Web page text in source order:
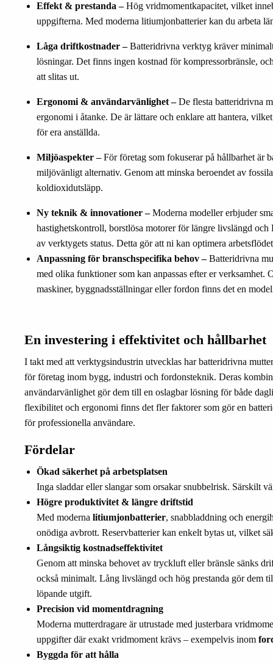
Effekt & prestanda –Hög vridmomentkapacitet, vilket
uppgifterna. Med moderna litiumjonbatterier kan du arbeta
Låga driftkostnader –Batteridrivna verktyg kräver
lösningar. Det finns ingen kostnad för kompressorbränsle,
att slitas ut.
Ergonomi & användarvänlighet –De flesta batteridrivna
ergonomi i åtanke. De är lättare och enklare att hantera,
för era anställda.
Miljöaspekter –För företag som fokuserar på hållbarhet är
miljövänligt alternativ. Genom att minska beroendet av
koldioxidutsläpp.
Ny teknik & innovationer –Moderna modeller erbjuder
hastighetskontroll, borstlösa motorer för längre livslängd
av verktygets status. Detta gör att ni kan optimera
Anpassning för branschspecifika behov –Batteridrivna
med olika funktioner som kan anpassas efter er verksamhet.
maskiner, byggnadsställningar eller fordon finns det en
En investering i effektivitet och hållbarhet
I takt med att verktygsindustrin utvecklas har batteridrivna
för företag inom bygg, industri och fordonsteknik. Deras
användarvänlighet gör dem till en oslagbar lösning för både
flexibilitet och ergonomi finns det fler faktorer som gör en
för professionella användare.
Fördelar
Ökad säkerhet på arbetsplatsen
Inga sladdar eller slangar som orsakar snubbelrisk. Särskilt
Högre produktivitet & längre driftstid
Med moderna litiumjonbatterier, snabbladdning och
onödiga avbrott. Reservbatterier kan enkelt bytas ut, vilket
Långsiktig kostnadseffektivitet
Genom att minska behovet av tryckluft eller bränsle sänks
också minimalt. Lång livslängd och hög prestanda gör dem
löpande utgift.
Precision vid momentdragning
Moderna mutterdragare är utrustade med justerbara
uppgifter där exakt vridmoment krävs – exempelvis inom
Byggda för att hålla